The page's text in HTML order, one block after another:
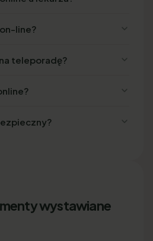
line?
teleporadę?
wystawiane